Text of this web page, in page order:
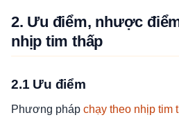
2. Ưu điểm, nhược
nhịp tim thấp
2.1 Ưu điểm
Phương pháp chạy theo nhịp tim